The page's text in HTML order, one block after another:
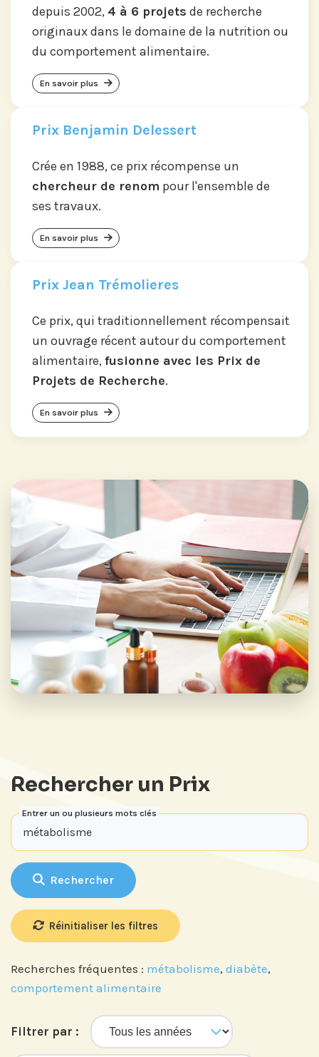
depuis 2002, 4 à 6 projets de recherche
originaux dans le domaine de la nutrition ou
du comportement alimentaire.
En savoir plus
Prix Benjamin Delessert
Crée en 1988, ce prix récompense un
chercheur de renom pour l'ensemble de
ses travaux.
En savoir plus
Prix Jean Trémolieres
Ce prix, qui traditionnellement récompensait
un ouvrage récent autour du comportement
alimentaire,fusionne avec les Prix de
Projets de Recherche.
En savoir plus
Rechercher un Prix
Entrer un ou plusieurs mots clés
Rechercher
Réinitialiser les filtres
Recherches fréquentes : métabolisme, diabète,
comportement alimentaire
Filtrer par :